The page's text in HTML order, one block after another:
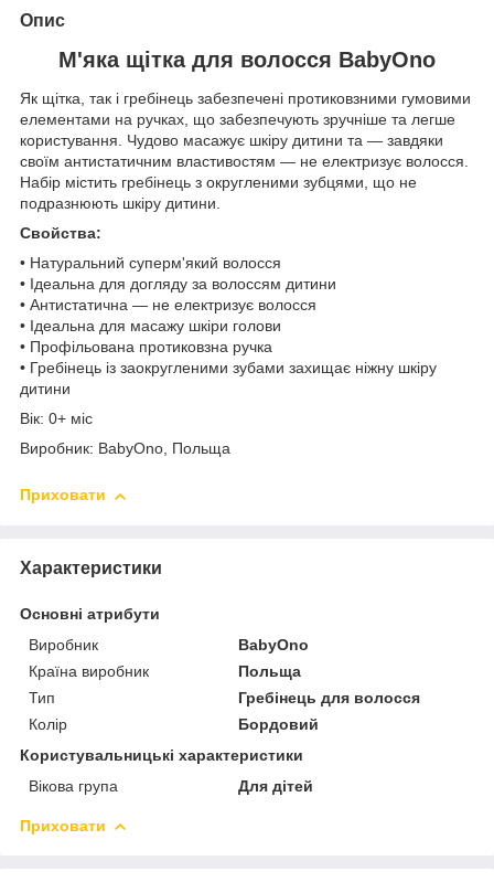
Опис
М'яка щітка для волосся BabyOno
Як щітка, так і гребінець забезпечені протиковзними гумовими
елементами на ручках, що забезпечують зручніше та легше
користування. Чудово масажує шкіру дитини та — завдяки
своїм антистатичним властивостям — не електризує волосся.
Набір містить гребінець з округленими зубцями, що не
подразнюють шкіру дитини.
Свойства:
• Натуральний суперм'який волосся
• Ідеальна для догляду за волоссям дитини
• Антистатична — не електризує волосся
• Ідеальна для масажу шкіри голови
• Профільована протиковзна ручка
• Гребінець із заокругленими зубами захищає ніжну шкіру
дитини
Вік: 0+ міс
Виробник: BabyOno, Польща
Приховати
Характеристики
Основні атрибути
Виробник
BabyOno
Країна виробник
Польща
Тип
Гребінець для волосся
Колір
Бордовий
Користувальницькі характеристики
Вікова група
Для дітей
Приховати